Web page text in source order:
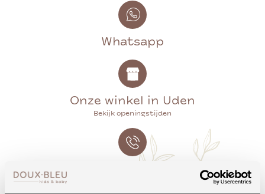
Whatsapp
Onze winkel in Uden
Bekijk openingstijden